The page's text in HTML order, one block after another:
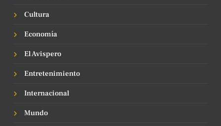
Cultura
Economía
El Avispero
Entretenimiento
Internacional
Mundo